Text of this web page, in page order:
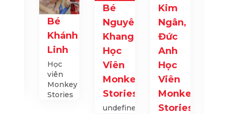
Bé
Khánh
Linh
Học
viên
Monkey
Stories
Bé
Nguyên
Khang
Học
Viên
Monkey
Stories
undefined
Kim
Ngân,
Đức
Anh
Học
Viên
Monkey
Stories